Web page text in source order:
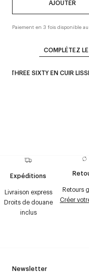
AJOUTER
Paiement en 3 fois disponible
COMPLÉTEZ
THREE SIXTY EN CUIR
Expéditions
Livraison express
Droits de douane
inclus
Retours
Créer
Newsletter